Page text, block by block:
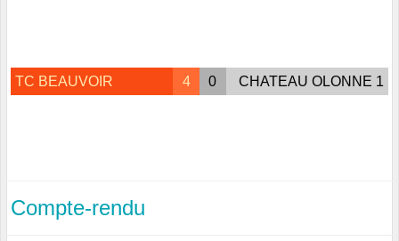
TC BEAUVOIR 4 0 CHATEAU OLONNE 1
Compte-rendu